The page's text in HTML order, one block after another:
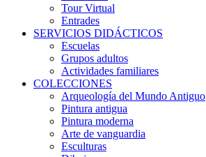
Tour Virtual
Entrades
SERVICIOS DIDÁCTICOS
Escuelas
Grupos adultos
Actividades familiares
COLECCIONES
Arqueología del Mundo Antiguo
Pintura antigua
Pintura moderna
Arte de vanguardia
Esculturas